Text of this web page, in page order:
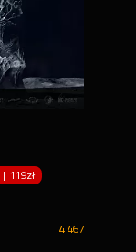
|119zł
4 467